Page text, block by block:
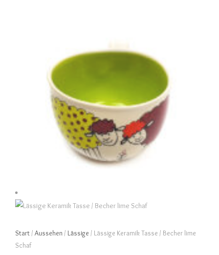
Start/ Aussehen / Lässige / Lässige Keramik Tasse / Becher lime
Schaf